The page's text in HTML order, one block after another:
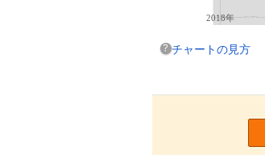
2018年
チャートの見方